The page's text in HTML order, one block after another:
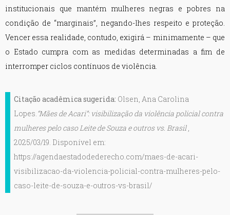
institucionais que mantém mulheres negras e pobres na
condição de “marginais”, negando-lhes respeito e proteção.
Vencer essa realidade, contudo, exigirá – minimamente – que
o Estado cumpra com as medidas determinadas a fim de
interromper ciclos contínuos de violência.
Citação acadêmica sugerida: Olsen, Ana Carolina
Lopes.“Mães de Acari”: visibilização da violência policial contra
mulheres pelo caso Leite de Souza e outros vs. Brasil,
2025/03/19. Disponível em:
https://agendaestadodederecho.com/maes-de-acari-
visibilizacao-da-violencia-policial-contra-mulheres-pelo-
caso-leite-de-souza-e-outros-vs-brasil/